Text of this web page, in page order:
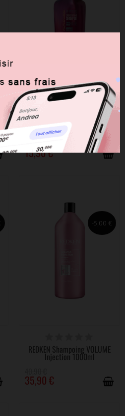
KREOGEN Shampoing
FORTIFIANT 800ml
15,90 €
-5,00 €
REDKEN Shampoing VOLUME
Injection 1000ml
35,90 €